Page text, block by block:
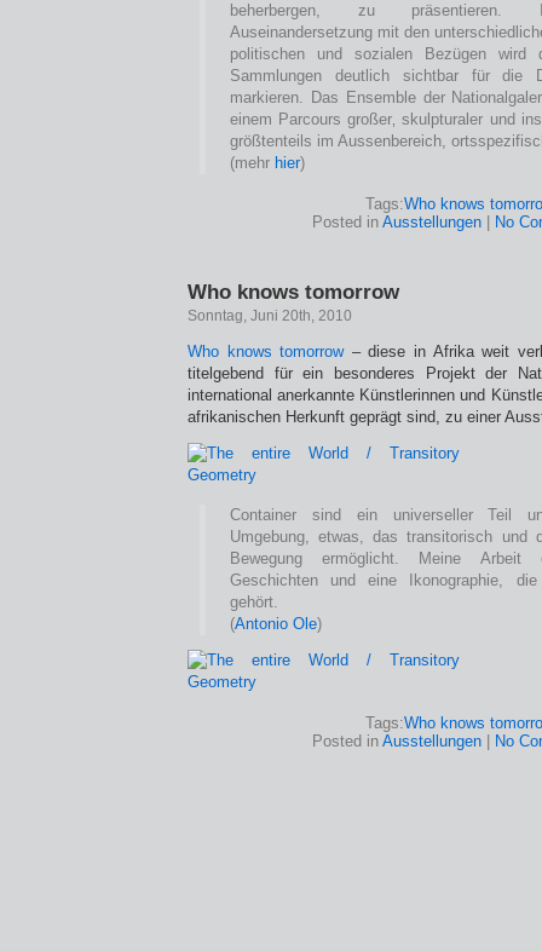
beherbergen, zu präsentieren.
Auseinandersetzung mit den
politischen und sozialen Bezügen wird
Sammlungen deutlich sichtbar für die
markieren. Das Ensemble der
einem Parcours großer‚ skulpturaler und
größtenteils im Aussenbereich,
(mehr hier)
Tags:Who knows
Posted in Ausstellungen| No
Who knows tomorrow
Sonntag, Juni 20th, 2010
Who knows tomorrow– diese in Afrika weit
titelgebend für ein besonderes Projekt der
international anerkannte Künstlerinnen und
afrikanischen Herkunft geprägt sind, zu einer
Container sind ein universeller Teil
Umgebung, etwas, das transitorisch und
Bewegung ermöglicht. Meine Arbeit
Geschichten und eine Ikonographie,
gehört.
(Antonio Ole)
Tags:Who knows
Posted in Ausstellungen| No